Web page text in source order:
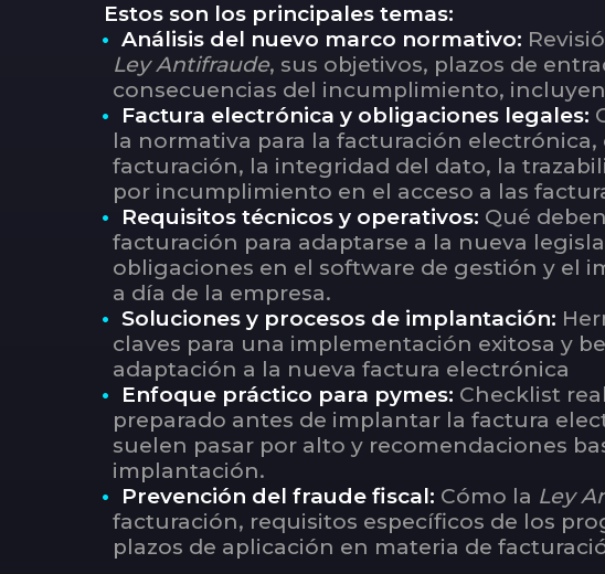
Estos son los principales temas:
Análisis del nuevo marco normativo:
Ley Antifraude, sus objetivos, plazos de
consecuencias del incumplimiento,
Factura electrónica y obligaciones legales:
la normativa para la facturación
facturación, la integridad del dato, la
por incumplimiento en el acceso a las
Requisitos técnicos y operativos: Qué
facturación para adaptarse a la nueva
obligaciones en el software de gestión y el
a día de la empresa.
Soluciones y procesos de implantación:
claves para una implementación exitosa y
adaptación a la nueva factura electrónica
Enfoque práctico para pymes: Checklist
preparado antes de implantar la factura
suelen pasar por alto y recomendaciones
implantación.
Prevención del fraude fiscal: Cómo la Ley
facturación, requisitos específicos de los
plazos de aplicación en materia de